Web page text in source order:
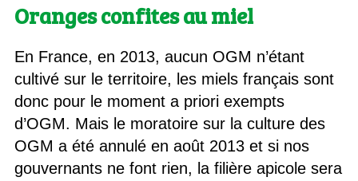
Oranges confites au miel
En France, en 2013, aucun OGM n’étant
cultivé sur le territoire, les miels français sont
donc pour le moment a priori exempts
d’OGM. Mais le moratoire sur la culture des
OGM a été annulé en août 2013 et si nos
gouvernants ne font rien, la filière apicole sera